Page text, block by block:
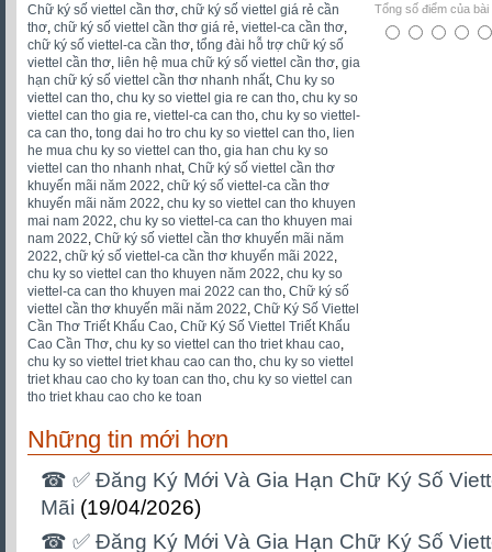
Chữ ký số viettel cần thơ chữ ký số viettel giá rẻ cần
thơ chữ ký số viettel cần thơ giá rẻ viettel-ca cần thơ
chữ ký số viettel-ca cần thơ tổng đài hỗ trợ chữ ký số
viettel cần thơ liên hệ mua chữ ký số viettel cần thơ gia
hạn chữ ký số viettel cần thơ nhanh nhất Chu ky so
viettel can tho chu ky so viettel gia re can tho chu ky so
viettel can tho gia re viettel-ca can tho chu ky so viettel-
ca can tho tong dai ho tro chu ky so viettel can tho lien
he mua chu ky so viettel can tho gia han chu ky so
viettel can tho nhanh nhat Chữ ký số viettel cần thơ
khuyến mãi năm 2022 chữ ký số viettel-ca cần thơ
khuyến mãi năm 2022 chu ky so viettel can tho khuyen
mai nam 2022 chu ky so viettel-ca can tho khuyen mai
nam 2022 Chữ ký số viettel cần thơ khuyến mãi năm
2022 chữ ký số viettel-ca cần thơ khuyến mãi 2022
chu ky so viettel can tho khuyen năm 2022 chu ky so
viettel-ca can tho khuyen mai 2022 can tho Chữ ký số
viettel cần thơ khuyến mãi năm 2022 Chữ Ký Số Viettel
Cần Thơ Triết Khấu Cao Chữ Ký Số Viettel Triết Khấu
Cao Cần Thơ chu ky so viettel can tho triet khau cao
chu ky so viettel triet khau cao can tho chu ky so viettel
triet khau cao cho ky toan can tho chu ky so viettel can
tho triet khau cao cho ke toan
Tổng số điểm của
Những tin mới hơn
☎ ✅‎ Đăng Ký Mới Và Gia Hạn Chữ Ký Số
Mãi (19/04/2026)
☎ ✅‎ Đăng Ký Mới Và Gia Hạn Chữ Ký Số